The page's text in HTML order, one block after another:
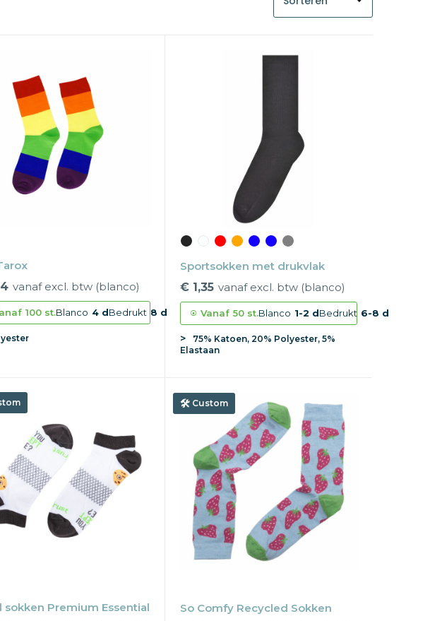
vanaf excl. btw (blanco)
100 st.Blanco 4 dBedrukt 8 d
Sportsokken met drukvlak
€ 1,35 vanaf excl. btw (blanco)
Vanaf 50 st.Blanco 1-2 dBedrukt 6-8 d
75% Katoen, 20% Polyester, 5%
Elastaan
sokken Premium Essential
Custom
So Comfy Recycled Sokken